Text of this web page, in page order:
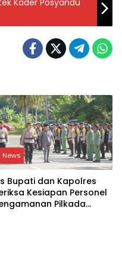
News
Bupati dan Kapolres
Kesiapan Personel
Pilkada